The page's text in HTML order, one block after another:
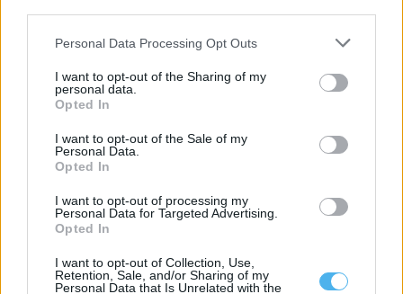
Personal Data Processing Opt Outs
I want to opt-out of the Sharing of my
personal data.
Opted In
I want to opt-out of the Sale of my
Personal Data.
Opted In
I want to opt-out of processing my
Personal Data for Targeted Advertising.
Opted In
I want to opt-out of Collection, Use,
Retention, Sale, and/or Sharing of my
Personal Data that Is Unrelated with the
Um dos detidos na operação da PJ em Sines morreu na prisão
Um dos três detidos na operação da Polícia Judiciária que
resultou na apreensão de...